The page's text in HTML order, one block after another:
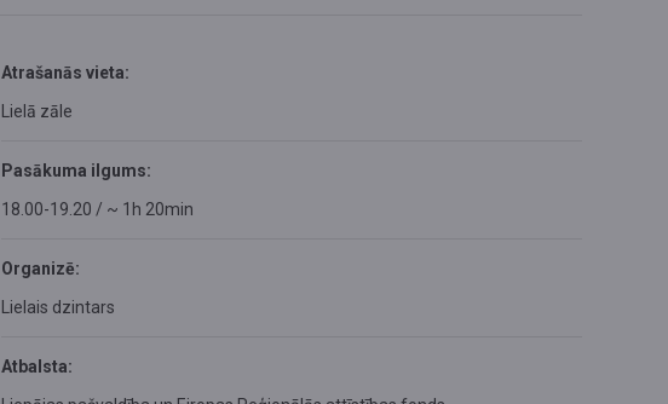
Atrašanās vieta:
Lielā zāle
Pasākuma ilgums:
18.00-19.20 / ~ 1h 20min
Organizē:
Lielais dzintars
Atbalsta: